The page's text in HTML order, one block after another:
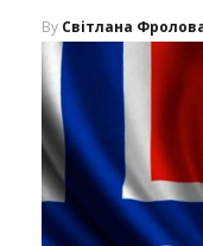
By Світлана